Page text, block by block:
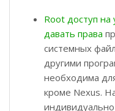
Root доступ на
давать права
системных
другими
необходима
кроме Nexus.
индивидуально